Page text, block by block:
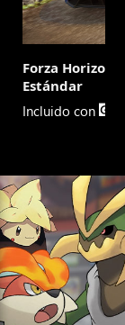
Forza Horizon
Estándar
Incluido con